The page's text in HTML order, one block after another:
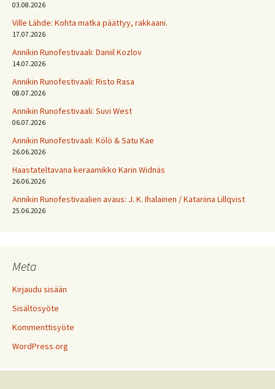
03.08.2026
Ville Lähde: Kohta matka päättyy, rakkaani.
17.07.2026
Annikin Runofestivaali: Daniil Kozlov
14.07.2026
Annikin Runofestivaali: Risto Rasa
08.07.2026
Annikin Runofestivaali: Suvi West
06.07.2026
Annikin Runofestivaali: Kölö & Satu Kae
26.06.2026
Haastateltavana keraamikko Karin Widnäs
26.06.2026
Annikin Runofestivaalien avaus: J. K. Ihalainen / Katariina Lillqvist
25.06.2026
Meta
Kirjaudu sisään
Sisältösyöte
Kommenttisyöte
WordPress.org